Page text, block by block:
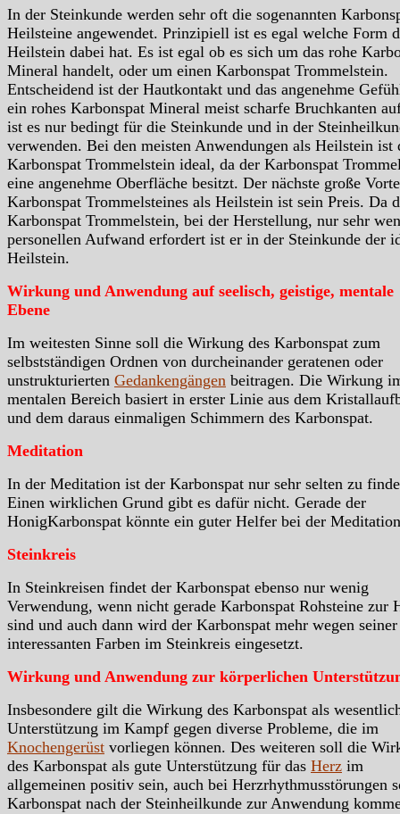
In der Steinkunde werden sehr oft die sogenannten
Heilsteine angewendet. Prinzipiell ist es egal welche Form
Heilstein dabei hat. Es ist egal ob es sich um das rohe
Mineral handelt, oder um einen Karbonspat Trommelstein.
Entscheidend ist der Hautkontakt und das angenehme
ein rohes Karbonspat Mineral meist scharfe Bruchkanten
ist es nur bedingt für die Steinkunde und in der
verwenden. Bei den meisten Anwendungen als Heilstein ist
Karbonspat Trommelstein ideal, da der Karbonspat
eine angenehme Oberfläche besitzt. Der nächste große
Karbonspat Trommelsteines als Heilstein ist sein Preis. Da
Karbonspat Trommelstein, bei der Herstellung, nur sehr
personellen Aufwand erfordert ist er in der Steinkunde der
Heilstein.
Wirkung und Anwendung auf seelisch, geistige, mentale
Ebene
Im weitesten Sinne soll die Wirkung des Karbonspat zum
selbstständigen Ordnen von durcheinander geratenen oder
unstrukturierten Gedankengängen beitragen. Die Wirkung
mentalen Bereich basiert in erster Linie aus dem
und dem daraus einmaligen Schimmern des Karbonspat.
Meditation
In der Meditation ist der Karbonspat nur sehr selten zu
Einen wirklichen Grund gibt es dafür nicht. Gerade der
HonigKarbonspat könnte ein guter Helfer bei der
Steinkreis
In Steinkreisen findet der Karbonspat ebenso nur wenig
Verwendung, wenn nicht gerade Karbonspat Rohsteine zur
sind und auch dann wird der Karbonspat mehr wegen seiner
interessanten Farben im Steinkreis eingesetzt.
Wirkung und Anwendung zur körperlichen
Insbesondere gilt die Wirkung des Karbonspat als
Unterstützung im Kampf gegen diverse Probleme, die im
Knochengerüst vorliegen können. Des weiteren soll die
des Karbonspat als gute Unterstützung für das Herz im
allgemeinen positiv sein, auch bei Herzrhythmusstörungen
Karbonspat nach der Steinheilkunde zur Anwendung